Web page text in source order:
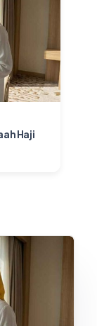
Haji